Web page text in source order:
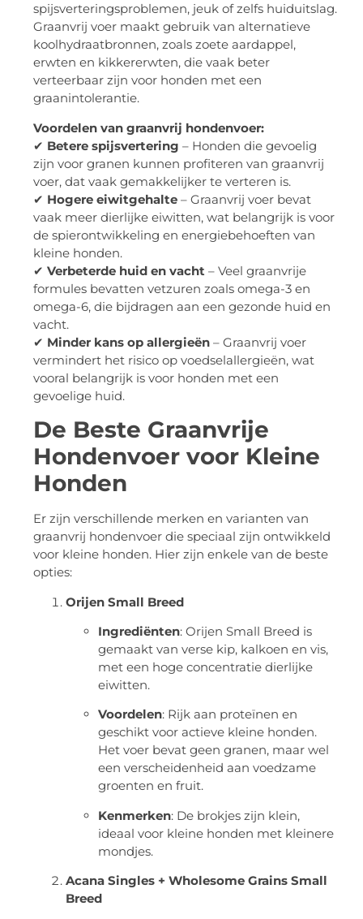
spijsverteringsproblemen, jeuk of zelfs huiduitslag.
Graanvrij voer maakt gebruik van alternatieve
koolhydraatbronnen, zoals zoete aardappel,
erwten en kikkererwten, die vaak beter
verteerbaar zijn voor honden met een
graanintolerantie.
Voordelen van graanvrij hondenvoer:
✔ Betere spijsvertering – Honden die gevoelig
zijn voor granen kunnen profiteren van graanvrij
voer, dat vaak gemakkelijker te verteren is.
✔ Hogere eiwitgehalte – Graanvrij voer bevat
vaak meer dierlijke eiwitten, wat belangrijk is voor
de spierontwikkeling en energiebehoeften van
kleine honden.
✔ Verbeterde huid en vacht – Veel graanvrije
formules bevatten vetzuren zoals omega-3 en
omega-6, die bijdragen aan een gezonde huid en
vacht.
✔ Minder kans op allergieën – Graanvrij voer
vermindert het risico op voedselallergieën, wat
vooral belangrijk is voor honden met een
gevoelige huid.
De Beste Graanvrije
Hondenvoer voor Kleine
Honden
Er zijn verschillende merken en varianten van
graanvrij hondenvoer die speciaal zijn ontwikkeld
voor kleine honden. Hier zijn enkele van de beste
opties:
Orijen Small Breed
Ingrediënten: Orijen Small Breed is
gemaakt van verse kip, kalkoen en vis,
met een hoge concentratie dierlijke
eiwitten.
Voordelen: Rijk aan proteïnen en
geschikt voor actieve kleine honden.
Het voer bevat geen granen, maar wel
een verscheidenheid aan voedzame
groenten en fruit.
Kenmerken: De brokjes zijn klein,
ideaal voor kleine honden met kleinere
mondjes.
Acana Singles + Wholesome Grains Small
Breed